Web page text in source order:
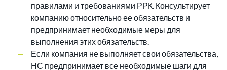
правилами и требованиями РРК. Консультирует
компанию относительно ее обязательств и
предпринимает необходимые меры для
выполнения этих обязательств.
Если компания не выполняет свои обязательства,
НС предпринимает все необходимые шаги для